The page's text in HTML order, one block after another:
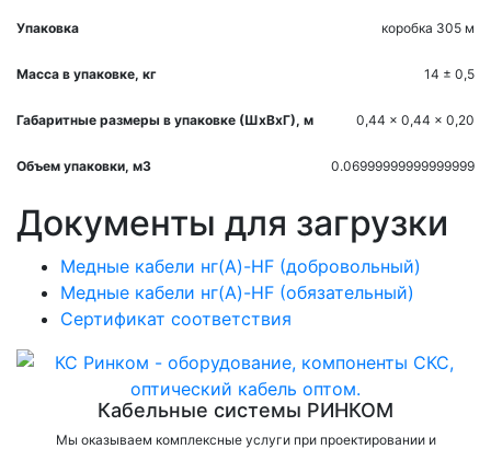
Упаковка коробка 305 м
Масса в упаковке, кг 14 ± 0,5
Габаритные размеры в упаковке (ШхВхГ), м 0,44 x 0,44 x 0,20
Объем упаковки, м3 0.06999999999999999
Документы для загрузки
Медные кабели нг(A)-HF (добровольный)
Медные кабели нг(A)-HF (обязательный)
Сертификат соответствия
Кабельные системы РИНКОМ
Мы оказываем комплексные услуги при проектировании и